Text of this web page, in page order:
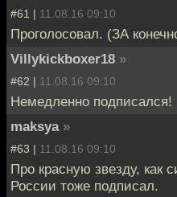
#61 | 11.08.16 09:10
Проголосовал. (ЗА
Villykickboxer18 »
#62 | 11.08.16 09:10
Немедленно подписался!
maksya »
#63 | 11.08.16 09:10
Про красную звезду, как
России тоже подписал.